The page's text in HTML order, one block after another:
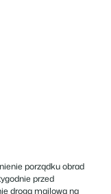
porządku obrad
przed
drogą mailową na